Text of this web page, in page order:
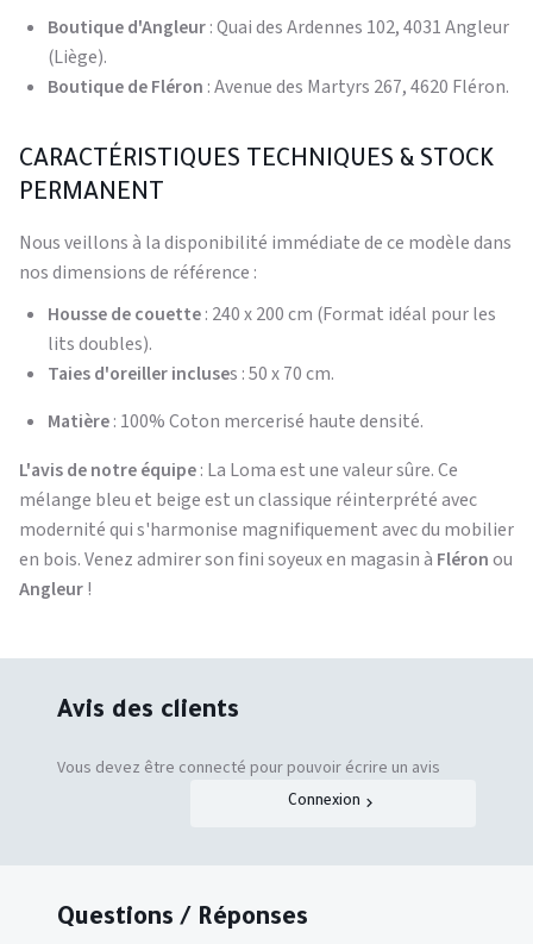
Boutique d'Angleur: Quai des Ardennes 102, 4031 Angleur
(Liège).
Boutique de Fléron : Avenue des Martyrs 267, 4620 Fléron.
CARACTÉRISTIQUES TECHNIQUES & STOCK
PERMANENT
Nous veillons à la disponibilité immédiate de ce modèle dans
nos dimensions de référence :
Housse de couette: 240 x 200 cm (Format idéal pour les
lits doubles).
Taies d'oreiller incluses : 50 x 70 cm.
Matière: 100% Coton mercerisé haute densité.
L'avis de notre équipe: La Loma est une valeur sûre. Ce
mélange bleu et beige est un classique réinterprété avec
modernité qui s'harmonise magnifiquement avec du mobilier
en bois. Venez admirer son fini soyeux en magasin à Fléronou
Angleur!
Avis des clients
Vous devez être connecté pour pouvoir écrire un avis
Connexion
Questions / Réponses